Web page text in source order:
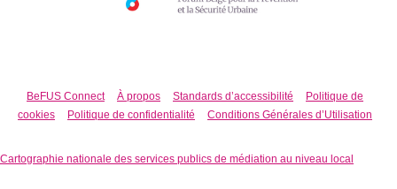
BeFUS Connect À propos Standards d’accessibilité
Politique de
cookies
Politique de confidentialité Conditions Générales d’Utilisation
Cartographie nationale des services publics de médiation au niveau local